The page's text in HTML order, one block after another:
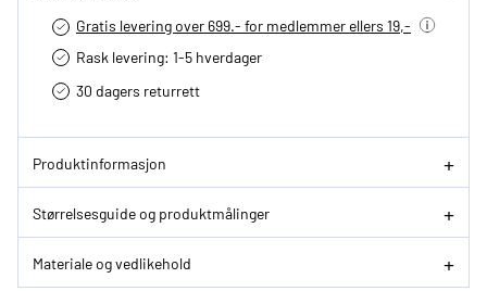
Gratis levering over 699.- for medlemmer ellers 19,-
Rask levering: 1-5 hverdager
30 dagers returrett
Produktinformasjon
Størrelsesguide og produktmålinger
Materiale og vedlikehold